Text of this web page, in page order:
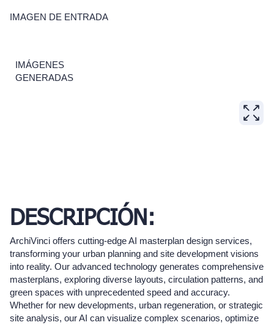
IMAGEN DE ENTRADA
IMÁGENES
GENERADAS
DESCRIPCIÓN:
ArchiVinci offers cutting-edge AI masterplan design services,
transforming your urban planning and site development visions
into reality. Our advanced technology generates comprehensive
masterplans, exploring diverse layouts, circulation patterns, and
green spaces with unprecedented speed and accuracy.
Whether for new developments, urban regeneration, or strategic
site analysis, our AI can visualize complex scenarios, optimize